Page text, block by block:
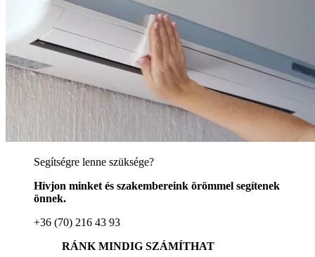
Segítségre lenne szüksége?
Hívjon minket és szakembereink örömmel segítenek
önnek.
+36 (70) 216 43 93
RÁNK MINDIG SZÁMÍTHAT